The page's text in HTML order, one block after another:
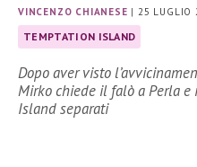
VINCENZO CHIANESE |25 LUGLIO
TEMPTATION ISLAND
Dopo aver visto
Mirko chiede il falò a Perla e
Island separati